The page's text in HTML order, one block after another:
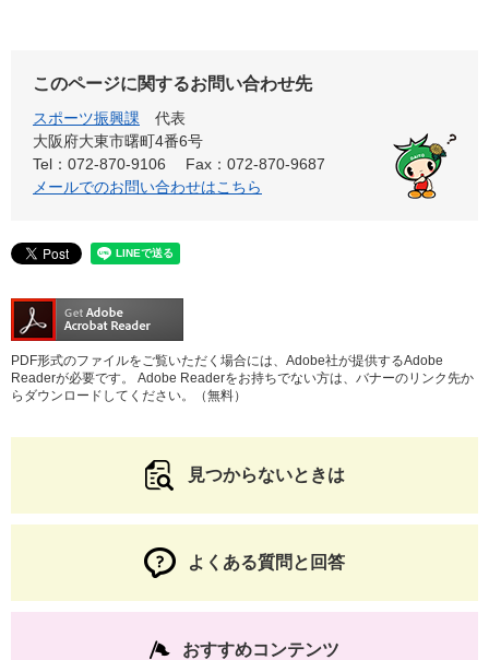
このページに関するお問い合わせ先
スポーツ振興課
代表
大阪府大東市曙町4番6号
Tel：072-870-9106
Fax：072-870-9687
メールでのお問い合わせはこちら
PDF形式のファイルをご覧いただく場合には、Adobe社が提供するAdobe
Readerが必要です。
Adobe Readerをお持ちでない方は、バナーのリンク先か
らダウンロードしてください。（無料）
見つからないときは
よくある質問と回答
おすすめコンテンツ